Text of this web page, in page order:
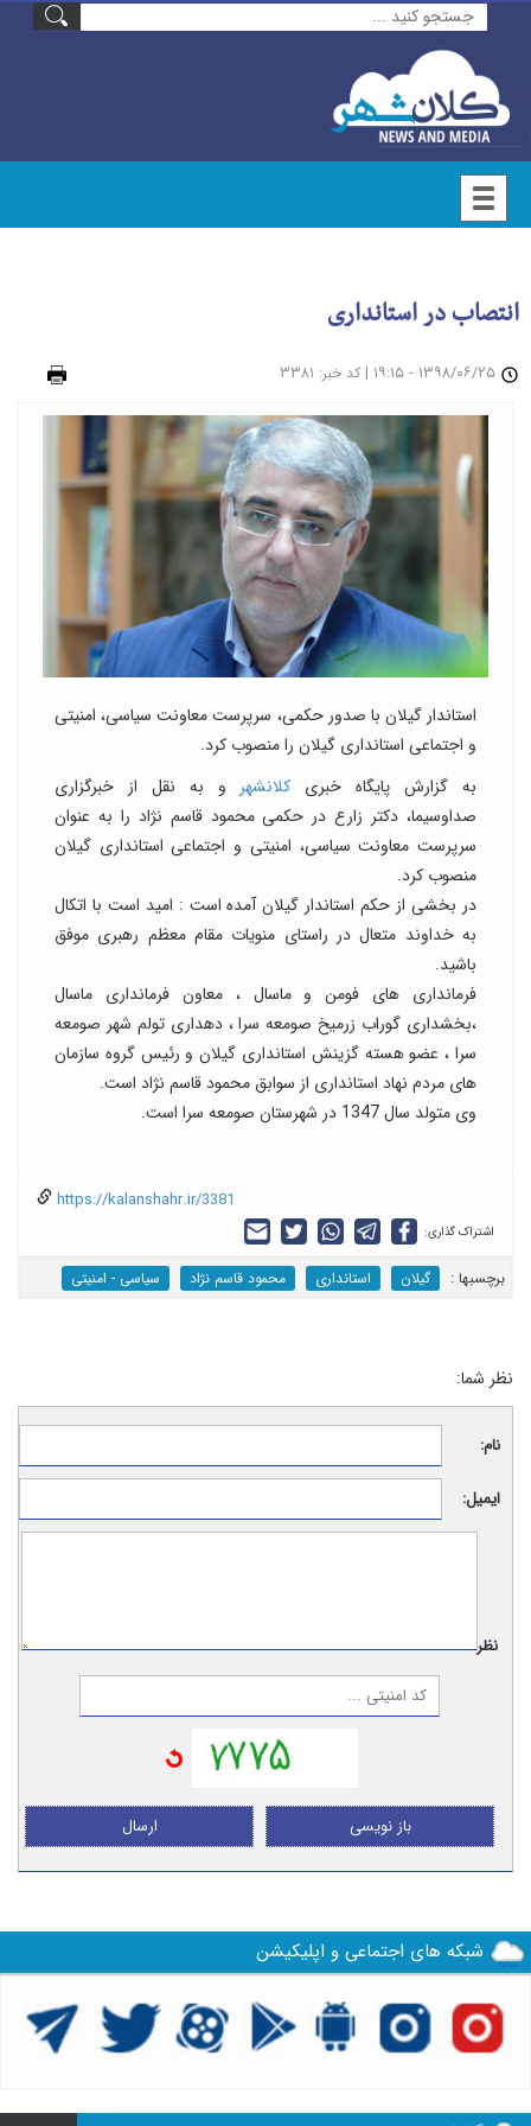
انتصاب در استانداری
| کد خبر: ۳۳۸۱
استاندار گیلان با صدور حکمی، سرپرست معاونت سیاسی، امنیتی
و اجتماعی استانداری گیلان را منصوب کرد.
به گزارش پایگاه خبری کلانشهرو به نقل از خبرگزاری
صداوسیما، دکتر زارع در حکمی محمود قاسم نژاد را به عنوان
سرپرست معاونت سیاسی، امنیتی و اجتماعی استانداری گیلان
منصوب کرد.
در بخشی از حکم استاندار گیلان آمده است : امید است با اتکال
به خداوند متعال در راستای منویات مقام معظم رهبری موفق
باشید.
فرمانداری های فومن و ماسال ، معاون فرمانداری ماسال
،بخشداری گوراب زرمیخ صومعه سرا ، دهداری تولم شهر صومعه
سرا ، عضو هسته گزینش استانداری گیلان و رئیس گروه سازمان
های مردم نهاد استانداری از سوابق محمود قاسم نژاد است.
وی متولد سال 1347 در شهرستان صومعه سرا است.
https://kalanshahr.ir/3381
اشتراک گذاری:
برچسب‎ها : گیلان استانداری محمود قاسم نژاد سیاسی - امنیتی
نظر شما:
نام:
ایمیل:
نظر:
ارسال باز نویسی
شبکه های اجتماعی و اپلیکیشن